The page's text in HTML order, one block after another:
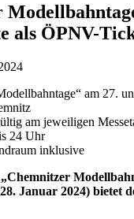
als ÖPNV-
am 27.
am jeweiligen
24 Uhr
inklusive
Januar 2024) bietet